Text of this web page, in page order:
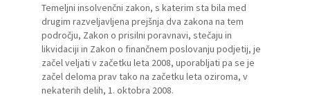
Temeljni insolvenčni zakon, s katerim sta bila med
drugim razveljavljena prejšnja dva zakona na tem
področju, Zakon o prisilni poravnavi, stečaju in
likvidaciji in Zakon o finančnem poslovanju podjetij, je
začel veljati v začetku leta 2008, uporabljati pa se je
začel deloma prav tako na začetku leta oziroma, v
nekaterih delih, 1. oktobra 2008.